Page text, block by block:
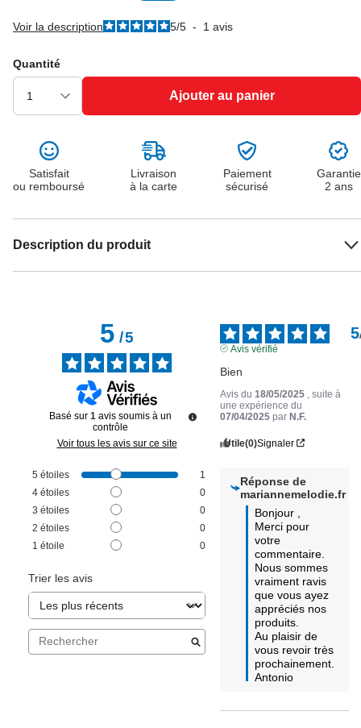
Voir la description 5/5 - 1 avis
Quantité
Ajouter au panier
Satisfait
ou remboursé
Livraison
à la carte
Paiement
sécurisé
Garantie
2 ans
Description du produit
5/5
Basé sur 1 avis soumis à un
contrôle
Voir tous les avis sur ce site
5 étoiles
1
4 étoiles
0
3 étoiles
0
2 étoiles
0
1 étoile 0
Trier les avis
5
Avis vérifié
Bien
Avis du 18/05/2025
, suite à
une expérience du
07/04/2025 parN.F.
Utile(0)Signaler
Réponse de
mariannemelodie.fr
Bonjour ,
Merci pour
votre
commentaire.
Nous sommes
vraiment ravis
que vous ayez
appréciés nos
produits.
Au plaisir de
vous revoir très
prochainement.
Antonio